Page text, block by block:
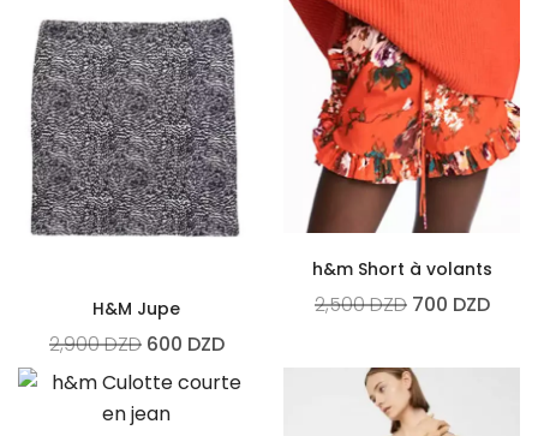
H&M Jupe
2,900DZD 600 DZD
h&m Short à volants
2,500DZD 700 DZD